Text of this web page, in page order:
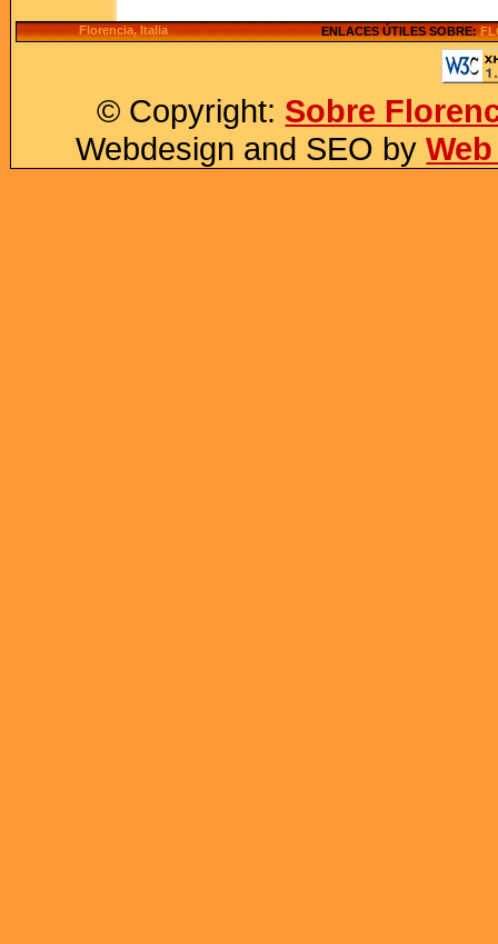
Florencia, Italia ENLACES ÚTILES SOBRE:
© Copyright: Sobre
Webdesign and SEO by